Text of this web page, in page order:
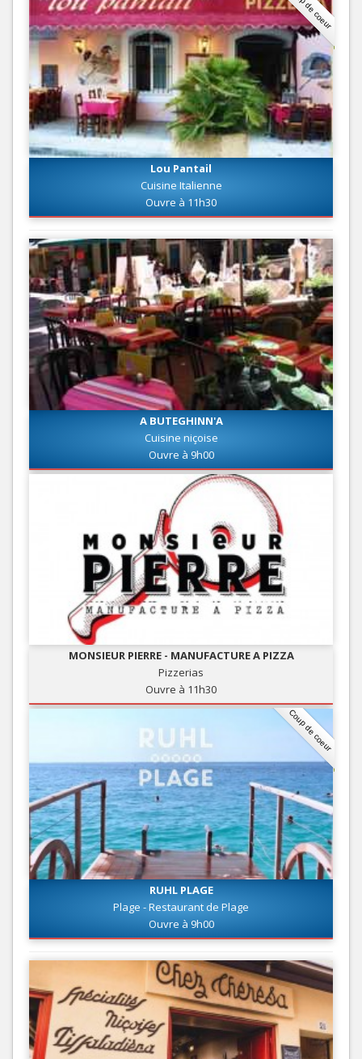
Lou Pantail
Cuisine Italienne
Ouvre à 11h30
A BUTEGHINN'A
Cuisine niçoise
Ouvre à 9h00
MONSIEUR PIERRE - MANUFACTURE A PIZZA
Pizzerias
Ouvre à 11h30
Coup de coeur
RUHL PLAGE
Plage - Restaurant de Plage
Ouvre à 9h00